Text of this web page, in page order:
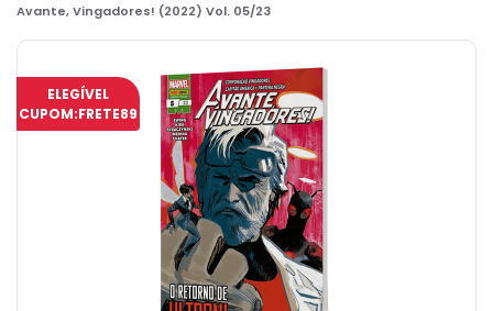
Avante, Vingadores! (2022) Vol. 05/23
ELEGÍVEL
CUPOM:FRETE89